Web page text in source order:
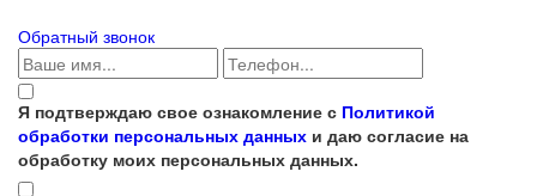
Обратный звонок
Я подтверждаю свое ознакомление с Политикой
обработки персональных данных и даю согласие на
обработку моих персональных данных.